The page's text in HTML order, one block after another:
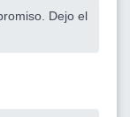
Dejo el